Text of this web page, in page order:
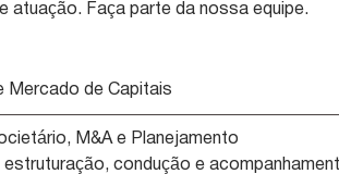
atuação. Faça parte da nossa equipe.
Mercado de Capitais
M&A e Planejamento
condução e